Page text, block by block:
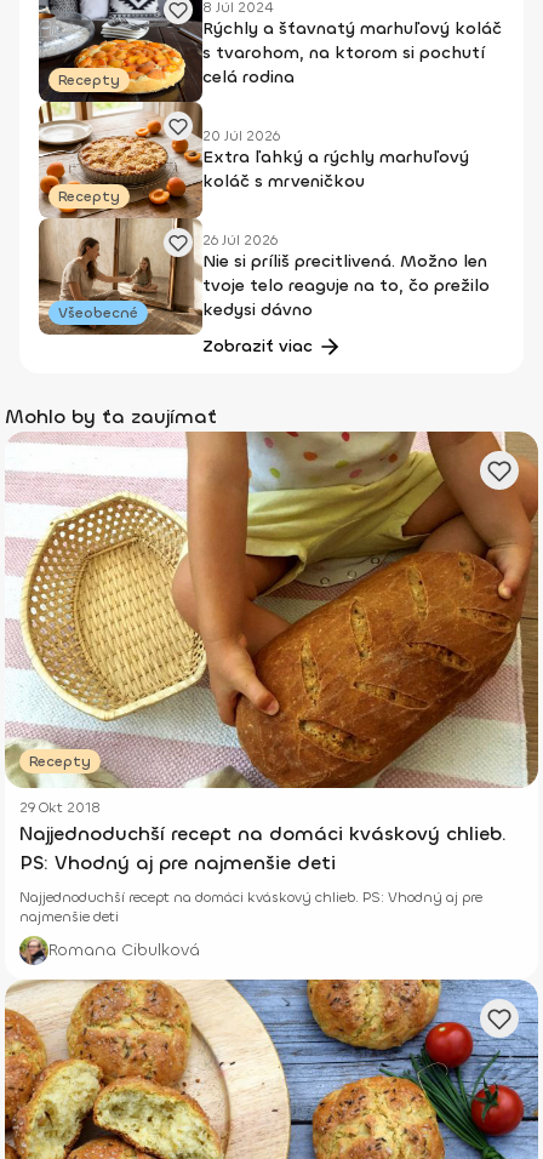
Recepty
8 Júl 2024
Rýchly a šťavnatý marhuľový koláč
s tvarohom, na ktorom si pochutí
celá rodina
Recepty
20 Júl 2026
Extra ľahký a rýchly marhuľový
koláč s mrveničkou
Všeobecné
26 Júl 2026
Nie si príliš precitlivená. Možno len
tvoje telo reaguje na to, čo prežilo
kedysi dávno
Zobraziť viac
Mohlo by ťa zaujímať
Recepty
29 Okt 2018
Najjednoduchší recept na domáci kváskový chlieb.
PS: Vhodný aj pre najmenšie deti
Najjednoduchší recept na domáci kváskový chlieb. PS: Vhodný aj pre
najmenšie deti
Romana Cibulková